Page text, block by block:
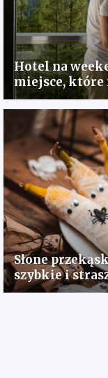
Hotel na
miejsce, które
Słone
szybkie i